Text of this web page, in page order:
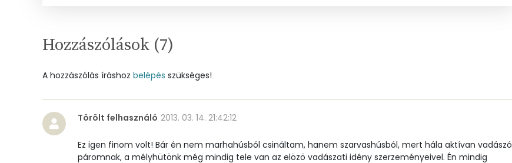
Cukor
Élelmi rost
1 mg
Hozzászólások (7)
A hozzászólás íráshoz belépés szükséges!
Törölt felhasználó 2013. 03. 14. 21:42:12
Ez igen finom volt! Bár én nem marhahúsból csináltam, hanem szarvashúsból, mert hála aktívan vadászó
páromnak, a mélyhütönk még mindig tele van az elözö vadászati idény szerzeményeivel. Én mindig